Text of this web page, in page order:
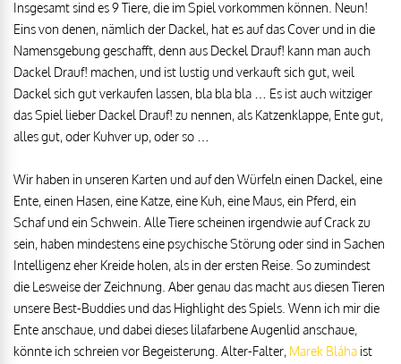
Insgesamt sind es 9 Tiere, die im Spiel vorkommen können. Neun!
Eins von denen, nämlich der Dackel, hat es auf das Cover und in die
Namensgebung geschafft, denn aus Deckel Drauf! kann man auch
Dackel Drauf! machen, und ist lustig und verkauft sich gut, weil
Dackel sich gut verkaufen lassen, bla bla bla … Es ist auch witziger
das Spiel lieber Dackel Drauf! zu nennen, als Katzenklappe, Ente gut,
alles gut, oder Kuhver up, oder so …
Wir haben in unseren Karten und auf den Würfeln einen Dackel, eine
Ente, einen Hasen, eine Katze, eine Kuh, eine Maus, ein Pferd, ein
Schaf und ein Schwein. Alle Tiere scheinen irgendwie auf Crack zu
sein, haben mindestens eine psychische Störung oder sind in Sachen
Intelligenz eher Kreide holen, als in der ersten Reise. So zumindest
die Lesweise der Zeichnung. Aber genau das macht aus diesen Tieren
unsere Best-Buddies und das Highlight des Spiels. Wenn ich mir die
Ente anschaue, und dabei dieses lilafarbene Augenlid anschaue,
könnte ich schreien vor Begeisterung. Alter-Falter, Marek Bláha ist